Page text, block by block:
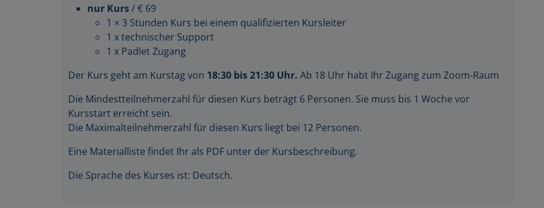
nur Kurs / € 69
1 × 3 Stunden Kurs bei einem qualifizierten Kursleiter
1 x technischer Support
1 x Padlet Zugang
Der Kurs geht am Kurstag von 18:30 bis 21:30 Uhr. Ab 18 Uhr habt Ihr Zugang zum Zoom-Raum
Die Mindestteilnehmerzahl für diesen Kurs beträgt 6 Personen. Sie muss bis 1 Woche vor
Kursstart erreicht sein.
Die Maximalteilnehmerzahl für diesen Kurs liegt bei 12 Personen.
Eine Materialliste findet Ihr als PDF unter der Kursbeschreibung.
Die Sprache des Kurses ist: Deutsch.